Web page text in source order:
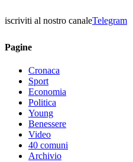
iscriviti al nostro canaleTelegram
Pagine
Cronaca
Sport
Economia
Politica
Young
Benessere
Video
40 comuni
Archivio